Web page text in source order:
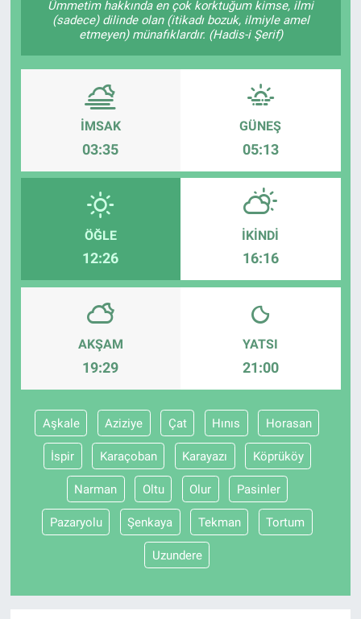
Ümmetim hakkında en çok korktuğum kimse, ilmi
(sadece) dilinde olan (itikadı bozuk, ilmiyle amel
etmeyen) münafıklardır. (Hadis-i Şerif)
İMSAK
03:35
GÜNEŞ
05:13
ÖĞLE
12:26
İKINDI
16:16
AKŞAM
19:29
YATSI
21:00
Aşkale Aziziye Çat Hınıs Horasan
İspir Karaçoban Karayazı Köprüköy
Narman Oltu Olur Pasinler
Pazaryolu Şenkaya Tekman Tortum
Uzundere
TEKNOLOJİ
Dünya
MAGAZİN
Bilim, Teknoloji
ASAYİŞ
HABERDE İNSAN
Güvenlik
Bölge